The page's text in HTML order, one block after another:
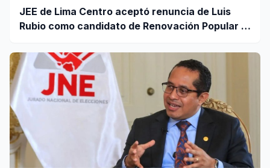
JEE de Lima Centro aceptó renuncia de Luis
Rubio como candidato de Renovación Popular a